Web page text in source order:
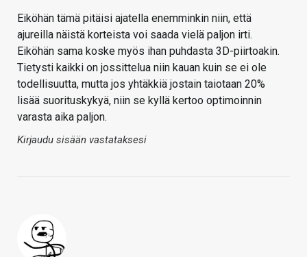
Eiköhän tämä pitäisi ajatella enemminkin niin, että
ajureilla näistä korteista voi saada vielä paljon irti.
Eiköhän sama koske myös ihan puhdasta 3D-piirtoakin.
Tietysti kaikki on jossittelua niin kauan kuin se ei ole
todellisuutta, mutta jos yhtäkkiä jostain taiotaan 20%
lisää suorituskykyä, niin se kyllä kertoo optimoinnin
varasta aika paljon.
Kirjaudu sisään vastataksesi